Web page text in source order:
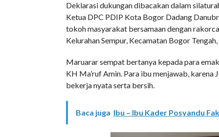
Deklarasi dukungan dibacakan dalam
Ketua DPC PDIP Kota Bogor Dadang
tokoh masyarakat bersamaan dengan
Kelurahan Sempur, Kecamatan Bogor
Maruarar sempat bertanya kepada para
KH Ma’ruf Amin. Para ibu menjawab,
bekerja nyata serta bersih.
Baca juga Ibu – Ibu Kader Posyandu